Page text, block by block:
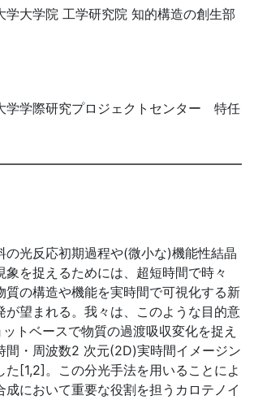
学大学院 工学研究院 知的構造の創生部
学学際研究プロジェクトセンター 特任
の光反応初期過程や(微小な)機能性結晶
象を捉えるためには、超短時間で時々
質の構造や機能を実時間で可視化する新
が望まれる。我々は、このような目的意
トベースで物質の過渡吸収変化を捉え
間・周波数2 次元(2D)実時間イメージン
た[1,2]。この分光手法を用いることによ
成において重要な役割を担うカロテノイ